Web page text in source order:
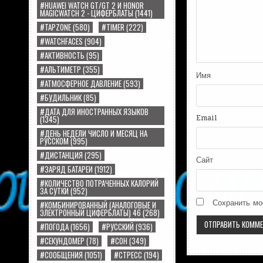
#HUAWEI WATCH GT/GT 2 И HONOR
MAGICWATCH 2 - ЦИФЕРБЛАТЫ(1441)
#TAPZONE(580) #TIMER (222)
#WATCHFACES (904)
#АКТИВНОСТЬ (95)
#АЛЬТИМЕТР (355)
#АТМОСФЕРНОЕ ДАВЛЕНИЕ(593)
#БУДИЛЬНИК(85)
#ДАТА ДЛЯ ИНОСТРАННЫХ ЯЗЫКОВ
(1345)
#ДЕНЬ НЕДЕЛИ ЧИСЛО И МЕСЯЦ НА
РУССКОМ(995)
#ДИСТАНЦИЯ (295)
#ЗАРЯД БАТАРЕИ (1912)
#КОЛИЧЕСТВО ПОТРАЧЕННЫХ КАЛОРИЙ
ЗА СУТКИ(952)
#КОМБИНИРОВАННЫЙ (АНАЛОГОВЫЕ И
ЭЛЕКТРОННЫЙ ЦИФЕРБЛАТЫ) 46(268)
#ПОГОДА(1656) #РУССКИЙ (936)
#СЕКУНДОМЕР (78) #СОН (349)
#СООБЩЕНИЯ (1051) #СТРЕСС (194)
Имя
Email
Сайт
Сохранить